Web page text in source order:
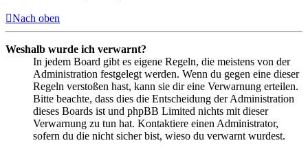
Nach oben
Weshalb wurde ich verwarnt?
In jedem Board gibt es eigene Regeln, die meistens von der
Administration festgelegt werden. Wenn du gegen eine dieser
Regeln verstoßen hast, kann sie dir eine Verwarnung erteilen.
Bitte beachte, dass dies die Entscheidung der Administration
dieses Boards ist und phpBB Limited nichts mit dieser
Verwarnung zu tun hat. Kontaktiere einen Administrator,
sofern du die nicht sicher bist, wieso du verwarnt wurdest.